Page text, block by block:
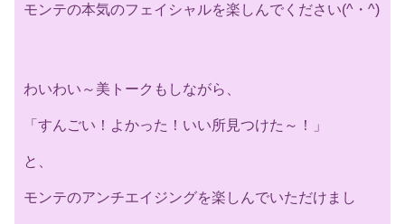
モンテの本気のフェイシャルを楽しんでください(^・^)
わいわい～美トークもしながら、
「すんごい！よかった！いい所見つけた～！」
と、
モンテのアンチエイジングを楽しんでいただけまし